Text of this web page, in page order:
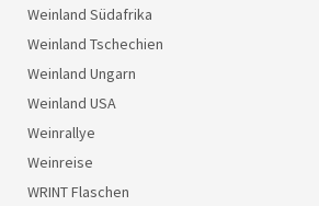
Weinland Südafrika
Weinland Tschechien
Weinland Ungarn
Weinland USA
Weinrallye
Weinreise
WRINT Flaschen